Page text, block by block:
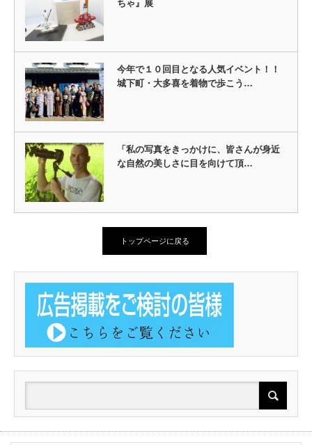
ちゃ』展
今年で１０回目となる人気イベント！！
城下町・大多喜を着物で歩こう…
「私の写真をきっかけに、皆さんが身近
な自然の美しさに目を向けて頂…
トップページに戻る